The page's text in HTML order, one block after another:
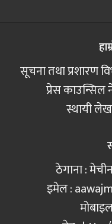
सूचना तथा प्रशारण
प्रेस
स्थायी
ठेगाना :
इमेल :